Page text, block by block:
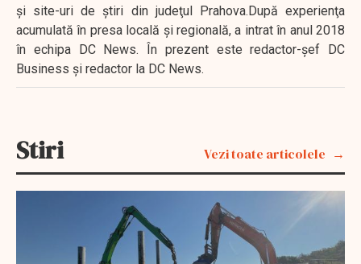
şi site-uri de ştiri din judeţul Prahova.După experienţa
acumulată în presa locală şi regională, a intrat în anul 2018
în echipa DC News. În prezent este redactor-şef DC
Business şi redactor la DC News.
Stiri Vezi toate articolele